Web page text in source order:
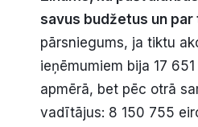
savus budžetus un
pārsniegums, ja tiktu
ieņēmumiem bija 17
apmērā, bet pēc otrā
vadītājus: 8 150 755